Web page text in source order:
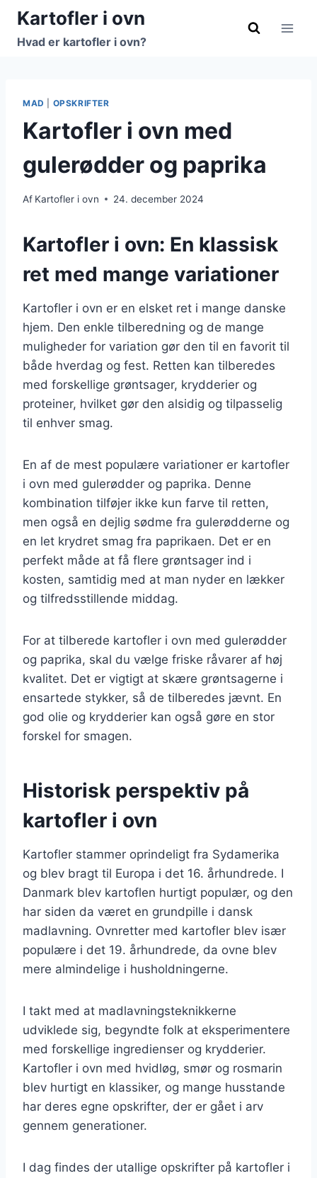
Fortsæt
indhold
Kartofler i ovn
Hvad er kartofler i ovn?
MAD OPSKRIFTER
Kartofler i ovn med
gulerødder og paprika
Af Kartofler i ovn 24. december 2024
Kartofler i ovn: En klassisk
ret med mange variationer
Kartofler i ovn er en elsket ret i mange danske
hjem. Den enkle tilberedning og de mange
muligheder for variation gør den til en favorit til
både hverdag og fest. Retten kan tilberedes
med forskellige grøntsager, krydderier og
proteiner, hvilket gør den alsidig og tilpasselig
til enhver smag.
En af de mest populære variationer er kartofler
i ovn med gulerødder og paprika. Denne
kombination tilføjer ikke kun farve til retten,
men også en dejlig sødme fra gulerødderne og
en let krydret smag fra paprikaen. Det er en
perfekt måde at få flere grøntsager ind i
kosten, samtidig med at man nyder en lækker
og tilfredsstillende middag.
For at tilberede kartofler i ovn med gulerødder
og paprika, skal du vælge friske råvarer af høj
kvalitet. Det er vigtigt at skære grøntsagerne i
ensartede stykker, så de tilberedes jævnt. En
god olie og krydderier kan også gøre en stor
forskel for smagen.
Historisk perspektiv på
kartofler i ovn
Kartofler stammer oprindeligt fra Sydamerika
og blev bragt til Europa i det 16. århundrede. I
Danmark blev kartoflen hurtigt populær, og den
har siden da været en grundpille i dansk
madlavning. Ovnretter med kartofler blev især
populære i det 19. århundrede, da ovne blev
mere almindelige i husholdningerne.
I takt med at madlavningsteknikkerne
udviklede sig, begyndte folk at eksperimentere
med forskellige ingredienser og krydderier.
Kartofler i ovn med hvidløg, smør og rosmarin
blev hurtigt en klassiker, og mange husstande
har deres egne opskrifter, der er gået i arv
gennem generationer.
I dag findes der utallige opskrifter på kartofler i